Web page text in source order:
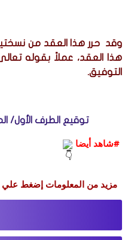
وقد حرر هذا العقد من
هذا العقد، عملاً بقوله
التوفيق.
توقيع الطرف الأول/